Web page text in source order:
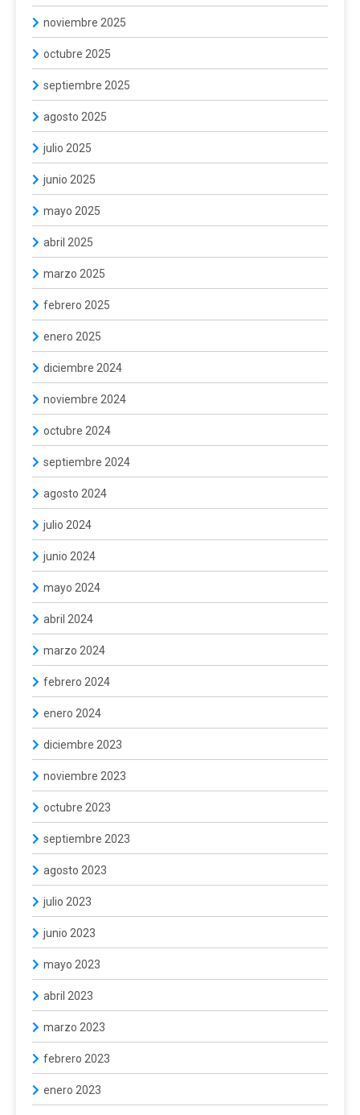
noviembre 2025
octubre 2025
septiembre 2025
agosto 2025
julio 2025
junio 2025
mayo 2025
abril 2025
marzo 2025
febrero 2025
enero 2025
diciembre 2024
noviembre 2024
octubre 2024
septiembre 2024
agosto 2024
julio 2024
junio 2024
mayo 2024
abril 2024
marzo 2024
febrero 2024
enero 2024
diciembre 2023
noviembre 2023
octubre 2023
septiembre 2023
agosto 2023
julio 2023
junio 2023
mayo 2023
abril 2023
marzo 2023
febrero 2023
enero 2023